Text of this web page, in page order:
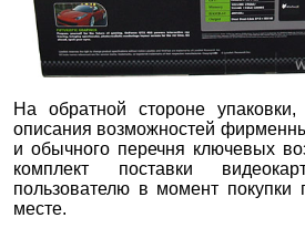
На обратной стороне упаковки,
описания возможностей
и обычного перечня ключевых
комплект поставки
пользователю в момент покупки
месте.